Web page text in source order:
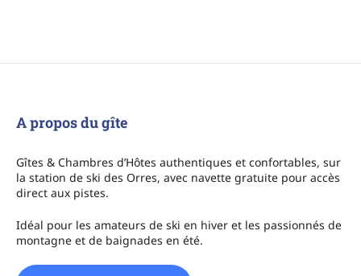
A propos du gîte
Gîtes & Chambres d’Hôtes authentiques et confortables, sur
la station de ski des Orres, avec navette gratuite pour accès
direct aux pistes.
Idéal pour les amateurs de ski en hiver et les passionnés de
montagne et de baignades en été.